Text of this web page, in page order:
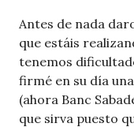
Antes de nada
que estáis
tenemos
firmé en su día
(ahora Banc
que sirva puesto